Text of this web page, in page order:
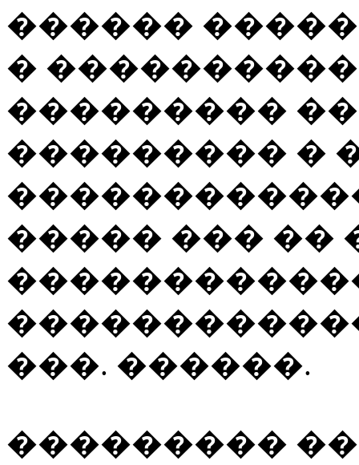
������
�
���������
��������� �
����� ��� ��
���. ������.
���������